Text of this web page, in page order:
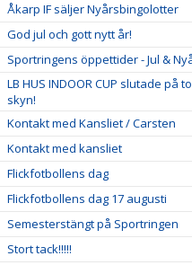
Åkarp IF säljer Nyårsbingolotter
God jul och gott nytt år!
Sportringens öppettider - Jul &
LB HUS INDOOR CUP slutade på
skyn!
Kontakt med Kansliet / Carsten
Kontakt med kansliet
Flickfotbollens dag
Flickfotbollens dag 17 augusti
Semesterstängt på Sportringen
Stort tack!!!!!